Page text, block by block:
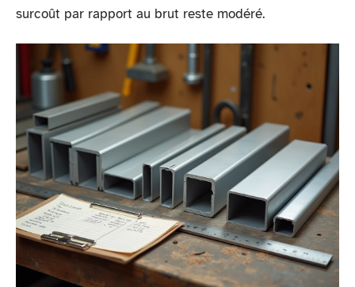
surcoût par rapport au brut reste modéré.